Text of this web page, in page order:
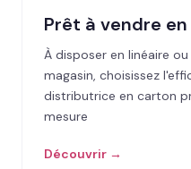
Prêt à vendre
À disposer en linéaire
magasin, choisissez
distributrice en carton
mesure
Découvrir →